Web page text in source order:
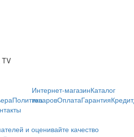
Политика
Интернет-магазинКаталог
товаровОплатаГарантияКредит